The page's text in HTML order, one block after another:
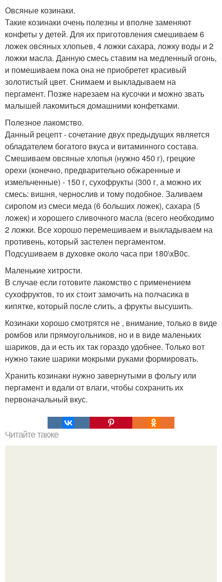
Овсяные козинаки.
Такие козинаки очень полезны и вполне заменяют
конфеты у детей. Для их приготовления смешиваем 6
ложек овсяных хлопьев, 4 ложки сахара, ложку воды и 2
ложки масла. Данную смесь ставим на медленный огонь,
и помешиваем пока она не приобретет красивый
золотистый цвет. Снимаем и выкладываем на
пергамент. Позже нарезаем на кусочки и можно звать
малышей лакомиться домашними конфетками.
Полезное лакомство.
Данный рецепт - сочетание двух предыдущих является
обладателем богатого вкуса и витаминного состава.
Смешиваем овсяные хлопья (нужно 450 г), грецкие
орехи (конечно, предварительно обжаренные и
измельченные) - 150 г, сухофрукты (300 г, а можно их
смесь: вишня, чернослив и тому подобное. Заливаем
сиропом из смеси меда (6 больших ложек), сахара (5
ложек) и хорошего сливочного масла (всего необходимо
2 ложки. Все хорошо перемешиваем и выкладываем на
противень, который застелен пергаментом.
Подсушиваем в духовке около часа при 180\xB0с.
Маленькие хитрости.
В случае если готовите лакомство с применением
сухофруктов, то их стоит замочить на полчасика в
кипятке, который после слить, а фрукты высушить.
Козинаки хорошо смотрятся не , внимание, только в виде
ромбов или прямоугольников, но и в виде маленьких
шариков, да и есть их так гораздо удобнее. Только вот
нужно такие шарики мокрыми руками формировать.
Хранить козинаки нужно завернутыми в фольгу или
пергамент и вдали от влаги, чтобы сохранить их
первоначальный вкус.
Читайте также